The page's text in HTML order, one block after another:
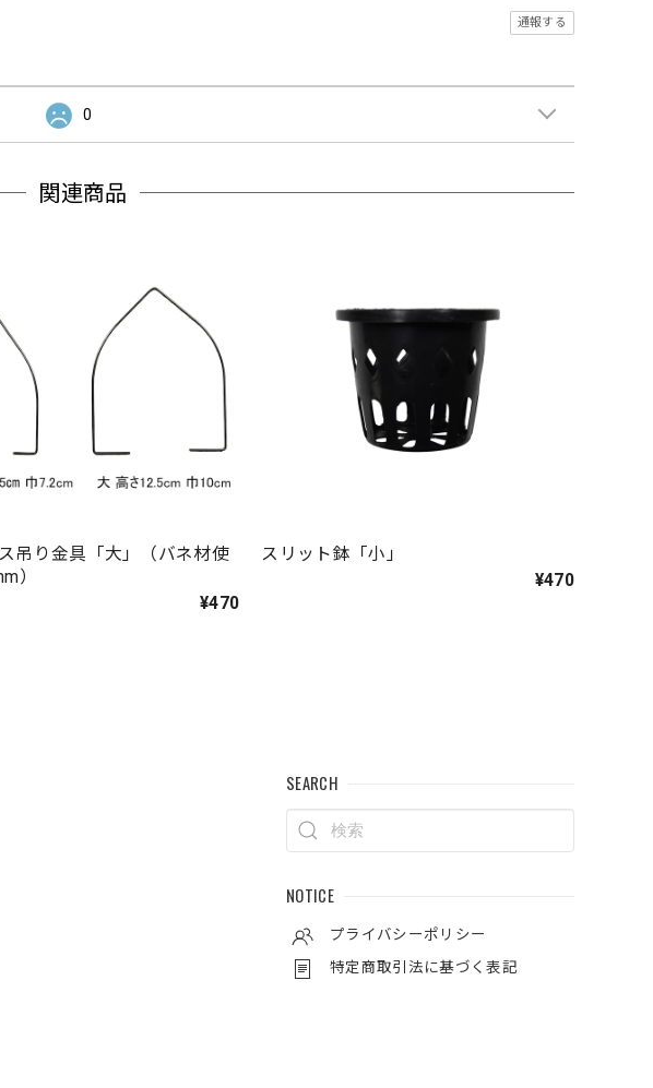
通報する
0
関連商品
吊り金具「大」（バネ材使
）
¥470
スリット鉢「小」
¥470
SEARCH
NOTICE
プライバシーポリシー
特定商取引法に基づく表記